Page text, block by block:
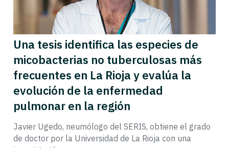
Una tesis identifica las especies de
micobacterias no tuberculosas más
frecuentes en La Rioja y evalúa la
evolución de la enfermedad
pulmonar en la región
Javier Ugedo, neumólogo del SERIS, obtiene el grado
de doctor por la Universidad de La Rioja con una